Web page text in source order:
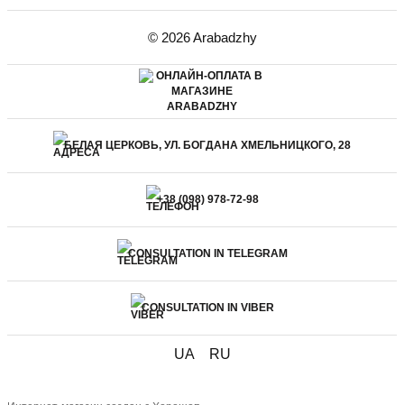
© 2026 Arabadzhy
БЕЛАЯ ЦЕРКОВЬ, УЛ. БОГДАНА ХМЕЛЬНИЦКОГО, 28
+38 (098) 978-72-98
CONSULTATION IN TELEGRAM
CONSULTATION IN VIBER
UA RU